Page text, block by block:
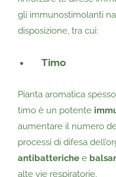
gli immunostimolanti
disposizione, tra cui:
Timo
Pianta aromatica
timo è un potente
aumentare il numero
processi di difesa
antibatteriche e
alte vie respiratorie.